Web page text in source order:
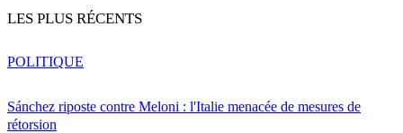
LES PLUS RÉCENTS
Sánchez riposte contre Meloni : l'Italie menacée de mesures de
rétorsion
POLITIQUE